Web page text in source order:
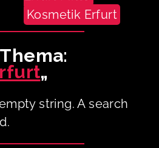
Kosmetik Erfurt
„
string. A search